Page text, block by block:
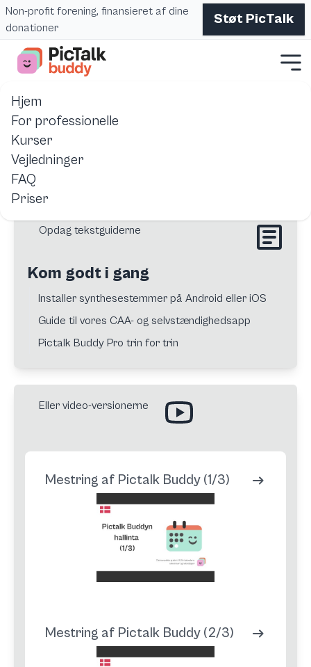
Non-profit forening, finansieret af dine
donationer
Støt PicTalk
Hjem
For professionelle
Kurser
Vejledninger
FAQ
Priser
Hjem
Guides, ressourcer og referencer til brug af Pictalk Buddy.
Opdag tekstguiderne
Kom godt i gang
Installer synthesestemmer på Android eller iOS
Guide til vores CAA- og selvstændighedsapp
Pictalk Buddy Pro trin for trin
Eller video-versionerne
Mestring af Pictalk Buddy (1/3)
Mestring af Pictalk Buddy (2/3)